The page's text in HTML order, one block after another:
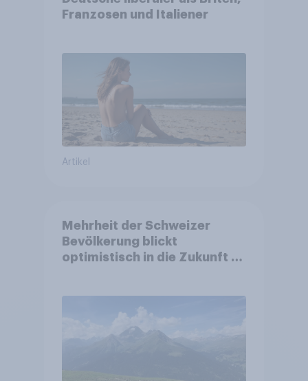
Franzosen und Italiener
Artikel
Mehrheit der Schweizer
Bevölkerung blickt
optimistisch in die Zukunft –
Altersvorsorge